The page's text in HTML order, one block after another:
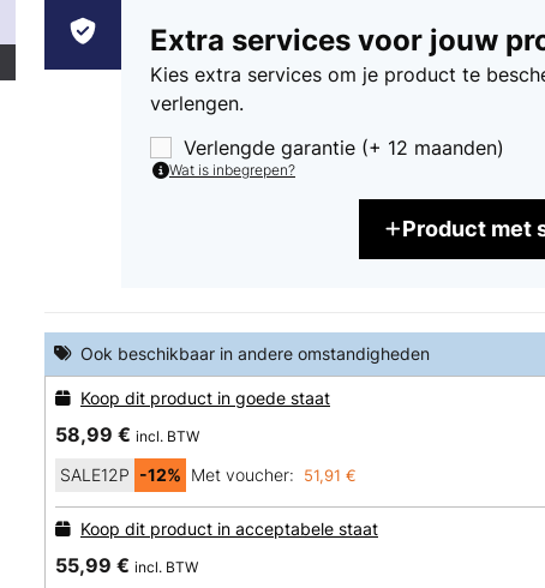
Extra services voor jouw
Kies extra services om je product te
verlengen.
Verlengde garantie (+ 12 maanden)
Wat is inbegrepen?
Product met
Ook beschikbaar in andere omstandigheden
Koop dit product in goede staat
58,99 € incl. BTW
SALE12P -12% Met voucher: 51,91 €
Koop dit product in acceptabele staat
55,99 € incl. BTW